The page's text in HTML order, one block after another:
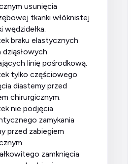
usunięcia
tkanki włóknistej
wędzidełka.
dziąsłowych
linię pośrodkową.
diastemy przed
chirurgicznym.
zamykania
przed zabiegiem